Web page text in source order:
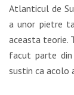
Atlanticul de
a unor pietre
aceasta teorie.
facut parte
sustin ca acolo